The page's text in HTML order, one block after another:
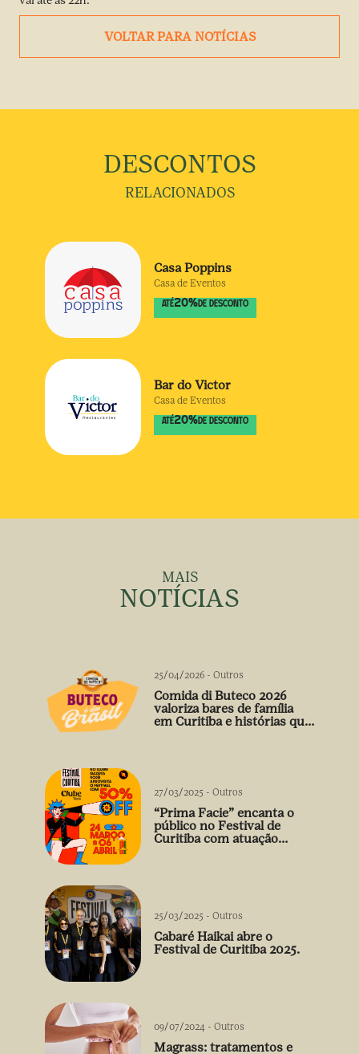
VOLTAR PARA NOTÍCIAS
DESCONTOS
RELACIONADOS
Casa Poppins
Casa de Eventos
ATÉ20% DE DESCONTO
Bar do Victor
Casa de Eventos
ATÉ20% DE DESCONTO
MAIS
NOTÍCIAS
25/04/2026 - Outros
Comida di Buteco 2026
valoriza bares de família
em Curitiba e histórias que
27/03/2025 - Outros
“Prima Facie” encanta o
público no Festival de
Curitiba com atuação
25/03/2025 - Outros
Cabaré Haikai abre o
Festival de Curitiba 2025.
09/07/2024 - Outros
Magrass: tratamentos e